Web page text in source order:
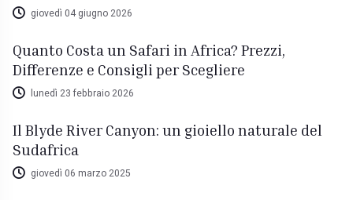
giovedì 04 giugno 2026
Quanto Costa un Safari in Africa? Prezzi,
Differenze e Consigli per Scegliere
lunedì 23 febbraio 2026
Il Blyde River Canyon: un gioiello naturale del
Sudafrica
giovedì 06 marzo 2025